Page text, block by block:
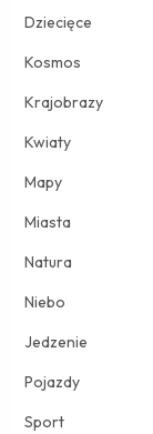
Dziecięce
Kosmos
Krajobrazy
Kwiaty
Mapy
Miasta
Natura
Niebo
Jedzenie
Pojazdy
Sport